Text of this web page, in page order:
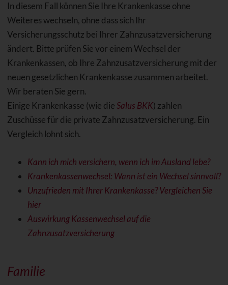
In diesem Fall können Sie Ihre Krankenkasse ohne
Weiteres wechseln, ohne dass sich Ihr
Versicherungsschutz bei Ihrer Zahnzusatzversicherung
ändert. Bitte prüfen Sie vor einem Wechsel der
Krankenkassen, ob Ihre Zahnzusatzversicherung mit der
neuen gesetzlichen Krankenkasse zusammen arbeitet.
Wir beraten Sie gern.
Einige Krankenkasse (wie dieSalus BKK) zahlen
Zuschüsse für die private Zahnzusatzversicherung. Ein
Vergleich lohnt sich.
Kann ich mich versichern, wenn ich im Ausland lebe?
Krankenkassenwechsel: Wann ist ein Wechsel sinnvoll?
Unzufrieden mit Ihrer Krankenkasse? Vergleichen Sie
hier
Auswirkung Kassenwechsel auf die
Zahnzusatzversicherung
Familie